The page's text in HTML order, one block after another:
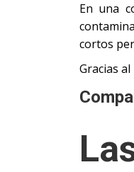
En una
cortos
Gracias